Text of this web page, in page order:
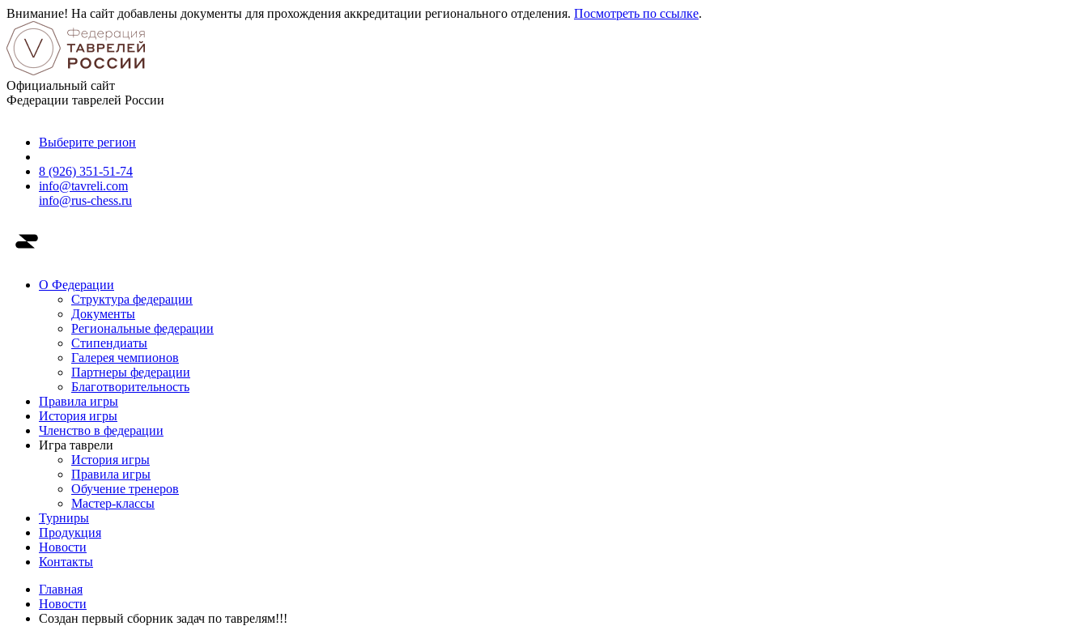
Внимание! На сайт добавлены документы для прохождения аккредитации регионального отделения. Посмотреть по ссылке.
Официальный сайт
Федерации таврелей России
Выберите регион
8 (926) 351-51-74
info@tavreli.com
info@rus-chess.ru
О Федерации
Структура федерации
Документы
Региональные федерации
Стипендиаты
Галерея чемпионов
Партнеры федерации
Благотворительность
Правила игры
История игры
Членство в федерации
Игра таврели
История игры
Правила игры
Обучение тренеров
Мастер-классы
Турниры
Продукция
Новости
Контакты
Главная
Новости
Создан первый сборник задач по таврелям!!!